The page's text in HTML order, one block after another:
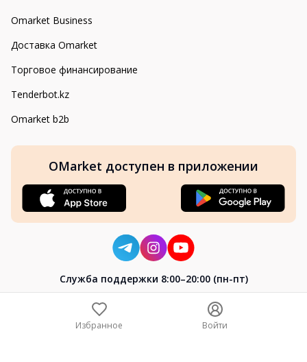
Omarket Business
Доставка Omarket
Торговое финансирование
Tenderbot.kz
Omarket b2b
OMarket доступен в приложении
Cлужба поддержки 8:00–20:00 (пн-пт)
Избранное Войти